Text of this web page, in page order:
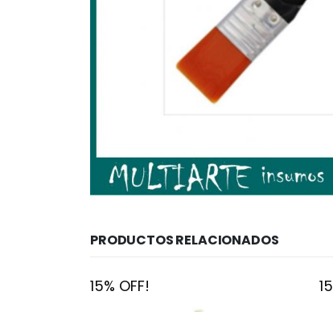
PRODUCTOS RELACIONADOS
15% OFF!